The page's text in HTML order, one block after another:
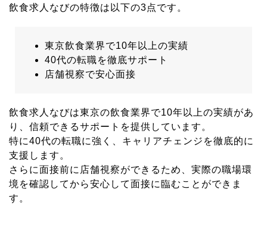
飲食求人なびの特徴は以下の3点です。
東京飲食業界で10年以上の実績
40代の転職を徹底サポート
店舗視察で安心面接
飲食求人なびは東京の飲食業界で10年以上の実績があ
り、信頼できるサポートを提供しています。
特に40代の転職に強く、キャリアチェンジを徹底的に
支援します。
さらに面接前に店舗視察ができるため、実際の職場環
境を確認してから安心して面接に臨むことができま
す。